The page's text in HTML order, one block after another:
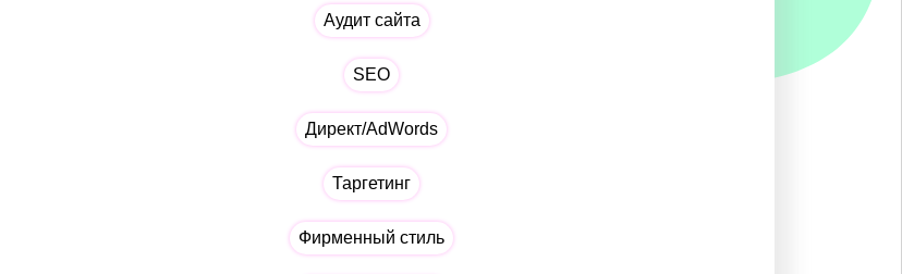
Аудит сайта
SEO
Директ/AdWords
Таргетинг
Фирменный стиль